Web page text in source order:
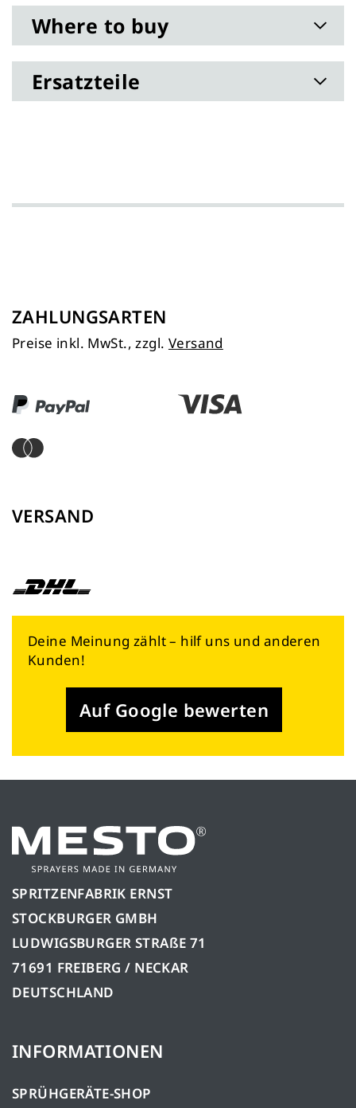
Where to buy
Ersatzteile
ZAHLUNGSARTEN
Preise inkl. MwSt., zzgl. Versand
VERSAND
Deine Meinung zählt – hilf uns und anderen
Kunden!
Auf Google bewerten
SPRITZENFABRIK ERNST
STOCKBURGER GMBH
LUDWIGSBURGER STRAßE 71
71691 FREIBERG / NECKAR
DEUTSCHLAND
INFORMATIONEN
SPRÜHGERÄTE-SHOP